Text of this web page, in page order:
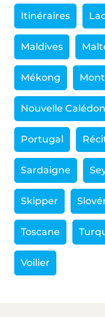
Itinéraires
Maldives
Mékong
Nouvelle
Portugal
Sardaigne
Skipper
Toscane
Voilier